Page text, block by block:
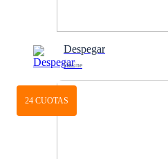
Despegar
Online
24 CUOTAS